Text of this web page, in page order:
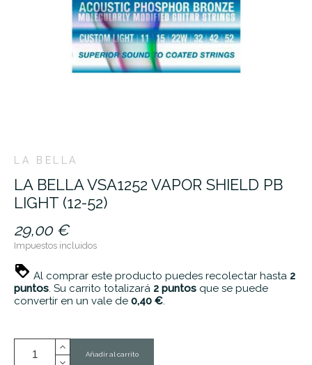
LA BELLA
LA BELLA VSA1252 VAPOR SHIELD PB
LIGHT (12-52)
29,00 €
Impuestos incluidos
Al comprar este producto puedes recolectar hasta 2
puntos. Su carrito totalizará 2 puntos que se puede
convertir en un vale de 0,40 €.
Añadir al carrito